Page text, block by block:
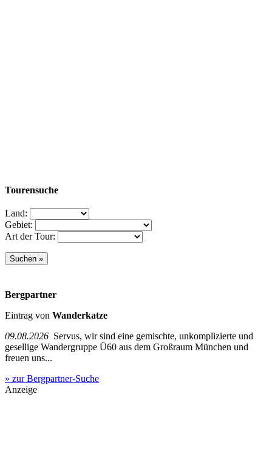
Tourensuche
Land:
Gebiet:
Art der Tour:
Bergpartner
Eintrag von Wanderkatze
09.08.2026 Servus, wir sind eine gemischte, unkomplizierte und
gesellige Wandergruppe Ü60 aus dem Großraum München und
freuen uns...
» zur Bergpartner-Suche
Anzeige